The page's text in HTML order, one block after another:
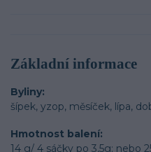
Základní informace
Byliny
šípek, yzop, měsíček, lípa,
Hmotnost balení
14 g/ 4 sáčky po 3,5g; nebo